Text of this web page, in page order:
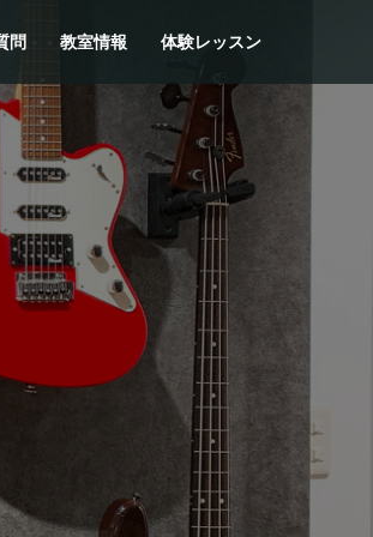
問 教室情報 体験レッスン